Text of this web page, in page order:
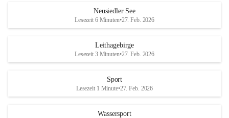
S
und den daraus folgenden wirtschaftlichen
Maßnahmen zur Bekämpfung
Rebe und der Amerikanischen
Anhang VBl. EU Nr. 18
r
S
Neusiedler See
Lesezeit 6 Minuten•27. Feb. 2026
Leithagebirge
Lesezeit 3 Minuten•27. Feb. 2026
Sport
Lesezeit 1 Minute•27. Feb. 2026
Wassersport